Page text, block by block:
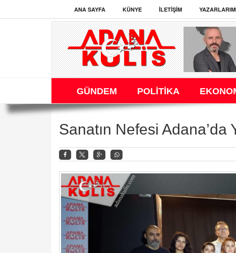
ANA SAYFA KÜNYE İLETIŞIM
GÜNDEM POLİTİKA
Sanatın Nefesi Adana’da